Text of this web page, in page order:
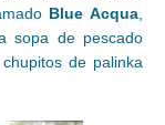
Blue Acqua,
sopa de pescado
de palinka